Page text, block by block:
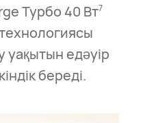
Турбо 40 Вт7
уақытын едәуір
береді.